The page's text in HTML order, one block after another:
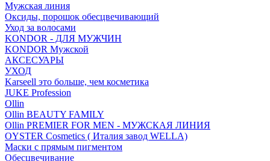
Мужская линия
Оксиды, порошок обесцвечивающий
Уход за волосами
KONDOR - ДЛЯ МУЖЧИН
KONDOR Мужской
АКСЕСУАРЫ
УХОД
Karseell это больше, чем косметика
JUKE Profession
Ollin
Ollin BEAUTY FAMILY
Ollin PREMIER FOR MEN - МУЖСКАЯ ЛИНИЯ
OYSTER Cosmetics ( Италия завод WELLA)
Маски с прямым пигментом
Обесцвечивание